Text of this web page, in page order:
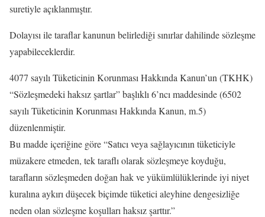
suretiyle açıklanmıştır.
Dolayısı ile taraflar kanunun belirlediği sınırlar dahilinde sözleşme
yapabileceklerdir.
4077 sayılı Tüketicinin Korunması Hakkında Kanun’un (TKHK)
“Sözleşmedeki haksız şartlar” başlıklı 6’ncı maddesinde (6502
sayılı Tüketicinin Korunması Hakkında Kanun, m.5)
düzenlenmiştir.
Bu madde içeriğine göre “Satıcı veya sağlayıcının tüketiciyle
müzakere etmeden, tek taraflı olarak sözleşmeye koyduğu,
tarafların sözleşmeden doğan hak ve yükümlülüklerinde iyi niyet
kuralına aykırı düşecek biçimde tüketici aleyhine dengesizliğe
neden olan sözleşme koşulları haksız şarttır.”